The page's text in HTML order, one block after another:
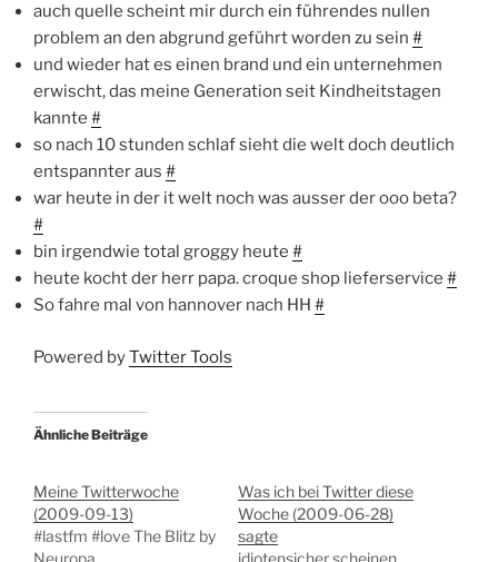
auch quelle scheint mir durch ein führendes nullen
problem an den abgrund geführt worden zu sein #
und wieder hat es einen brand und ein unternehmen
erwischt, das meine Generation seit Kindheitstagen
kannte #
so nach 10 stunden schlaf sieht die welt doch deutlich
entspannter aus #
war heute in der it welt noch was ausser der ooo beta?
#
bin irgendwie total groggy heute #
heute kocht der herr papa. croque shop lieferservice #
So fahre mal von hannover nach HH #
Powered byTwitter Tools
Ähnliche Beiträge
Meine Twitterwoche
(2009-09-13)
#lastfm #love The Blitz by
Was ich bei Twitter diese
Woche (2009-06-28)
sagte